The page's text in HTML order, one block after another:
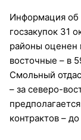
Информация об
госзакупок 31
районы оценен
восточные – в
Смольный
– за северо-
контрактов –